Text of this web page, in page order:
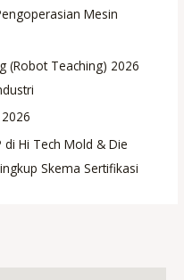
Mesin
(Robot Teaching) 2026
di Hi Tech Mold & Die
Skema Sertifikasi